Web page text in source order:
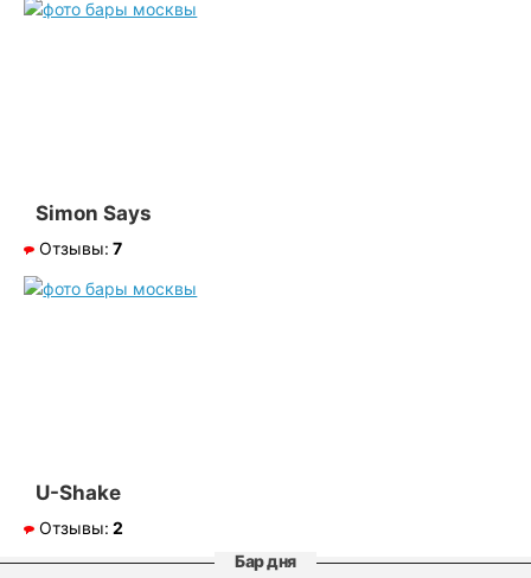
Simon Says
Отзывы: 7
U-Shake
Отзывы: 2
Бар дня